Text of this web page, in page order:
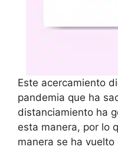
Este acercamiento
pandemia que ha
distanciamiento ha
esta manera, por lo
manera se ha